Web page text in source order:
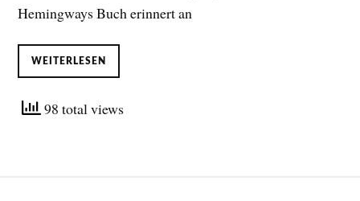
Hemingways Buch erinnert an
WEITERLESEN
98 total views